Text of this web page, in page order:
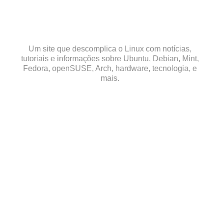
Um site que descomplica o Linux com notícias,
tutoriais e informações sobre Ubuntu, Debian, Mint,
Fedora, openSUSE, Arch, hardware, tecnologia, e
mais.